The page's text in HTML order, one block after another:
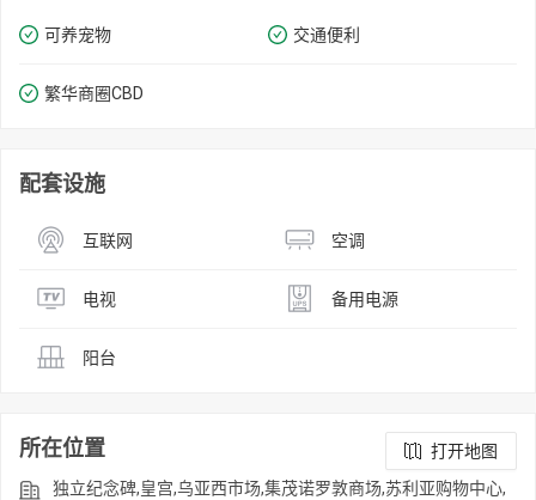
可养宠物 交通便利
繁华商圈​​CBD
配套设施
互联网 空调
电视 备用电源
阳台
所在位置
打开地图
独立纪念碑,皇宫,乌亚西市场,集茂诺罗敦商场,苏利亚购物中心,